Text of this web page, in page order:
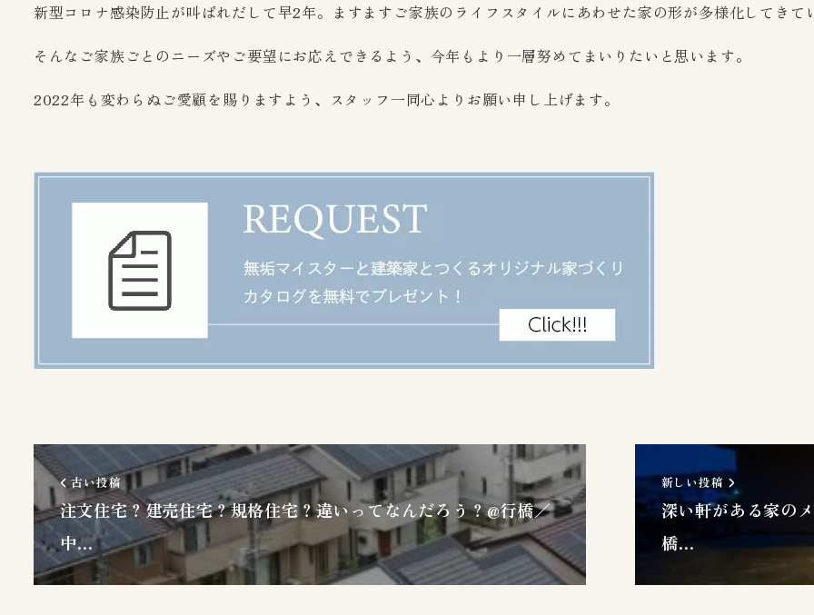
新型コロナ感染防止が叫ばれだして早2年。ますますご家族のライフスタイルにあわせた家の形が多様化してきて
そんなご家族ごとのニーズやご要望にお応えできるよう、今年もより一層努めてまいりたいと思います。
2022年も変わらぬご愛顧を賜りますよう、スタッフ一同心よりお願い申し上げます。
古い投稿
注文住宅？建売住宅？規格住宅？違いってなんだろう？@行橋／
中…
新しい投稿
深い軒がある家の
橋…